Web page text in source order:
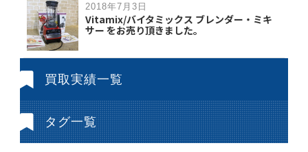
2018年7月3日
Vitamix/バイタミックス ブレンダー・ミキ
サー をお売り頂きました。
買取実績一覧
タグ一覧